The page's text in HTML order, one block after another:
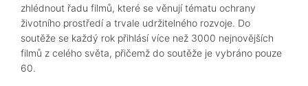
zhlédnout řadu filmů, které se věnují tématu ochrany
životního prostředí a trvale udržitelného rozvoje. Do
soutěže se každý rok přihlásí více než 3000 nejnovějších
filmů z celého světa, přičemž do soutěže je vybráno pouze
60.